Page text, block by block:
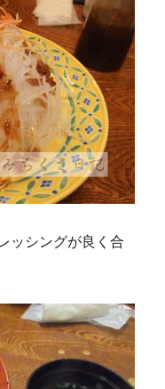
ッシングが良く合